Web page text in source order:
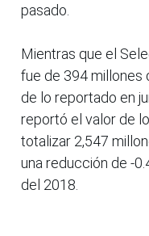
pasado.
Mientras que el
fue de 394 millones
de lo reportado en
reportó el valor de
totalizar 2,547
una reducción de -
del 2018.